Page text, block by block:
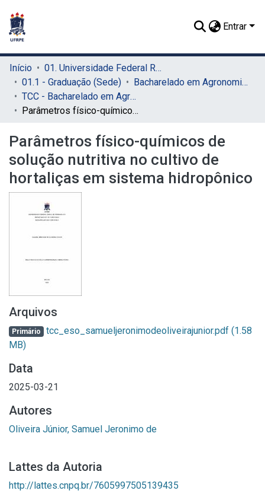
Entrar
Início
01. Universidade Federal Rural de Pernambuco - UFRPE (Sede)
01.1 - Graduação (Sede)
Bacharelado em Agronomia (Sede)
TCC - Bacharelado em Agronomia (Sede)
Parâmetros físico-químicos de solução nutritiva no cultivo de hortaliças em sistema hidropônico
Parâmetros físico-químicos de
solução nutritiva no cultivo de
hortaliças em sistema hidropônico
Arquivos
Primário tcc_eso_samueljeronimodeoliveirajunior.pdf (1.58
MB)
Data
2025-03-21
Autores
Oliveira Júnior, Samuel Jeronimo de
Lattes da Autoria
http://lattes.cnpq.br/7605997505139435